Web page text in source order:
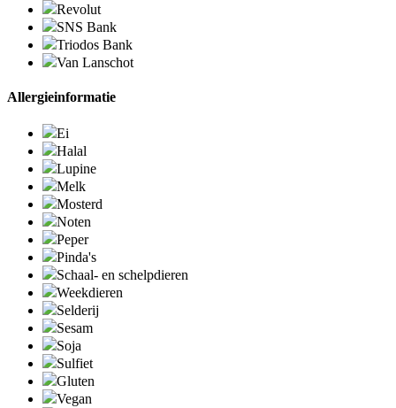
Revolut
SNS Bank
Triodos Bank
Van Lanschot
Allergieinformatie
Ei
Halal
Lupine
Melk
Mosterd
Noten
Peper
Pinda's
Schaal- en schelpdieren
Weekdieren
Selderij
Sesam
Soja
Sulfiet
Gluten
Vegan